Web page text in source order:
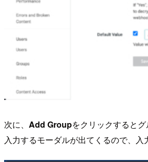
次に、 Add Groupをクリックすると
入力するモーダルが出てくるので、入